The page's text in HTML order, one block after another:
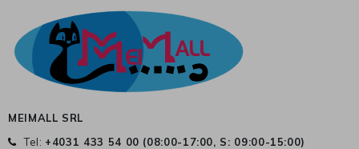
MEIMALL SRL
Tel: +4031 433 54 00 (08:00-17:00, S: 09:00-15:00)